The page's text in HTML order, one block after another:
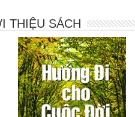
THIỆU SÁCH